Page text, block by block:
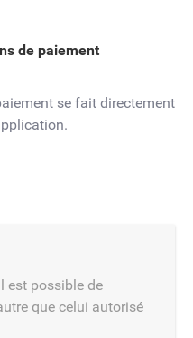
de paiement
se fait directement
est possible de
que celui autorisé